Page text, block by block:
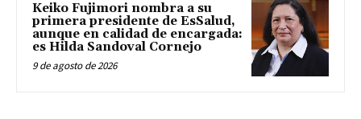
Keiko Fujimori nombra a su
primera presidente de EsSalud,
aunque en calidad de encargada:
es Hilda Sandoval Cornejo
9 de agosto de 2026